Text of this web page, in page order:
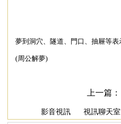
夢到洞穴、隧道、門口、抽屜等表
(周公解夢)
上一篇：
影音視訊 視訊聊天室